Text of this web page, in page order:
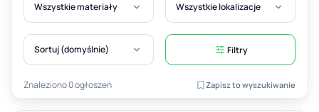
Wszystkie materiały Wszystkie lokalizacje
Sortuj (domyślnie) Filtry
Znaleziono 0 ogłoszeń Zapisz to wyszukiwanie